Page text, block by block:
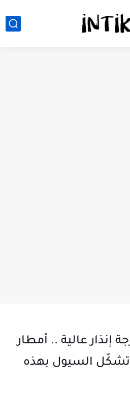
إنذار عالية .. أمطار
تشكّل السيول بهذه